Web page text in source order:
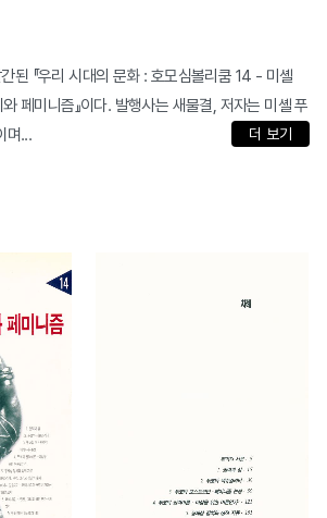
된 『우리 시대의 문화 : 호모심볼리쿰 14 - 미셸
페미니즘』이다. 발행사는 새물결, 저자는 미셸 푸
며...
더 보기